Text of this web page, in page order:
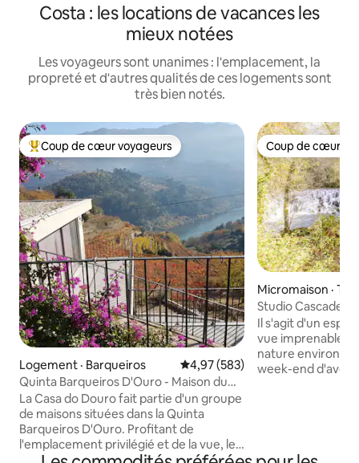
Costa : les locations de vacances les
mieux notées
Les voyageurs sont unanimes : l'emplacement, la
propreté et d'autres qualités de ces logements sont
très bien notés.
Coup de cœur voyageurs parmi les plus aimés
Coup de cœur voyageurs
Logement · Barqueiros Note moyenne de 4,97 sur 5,
4,97 (583)
Quinta Barqueiros D'Ouro - Maison du
Douro
La Casa do Douro fait partie d'un groupe
de maisons situées dans la Quinta
Barqueiros D'Ouro. Profitant de
l'emplacement privilégié et de la vue, le
client est en contact permanent avec le
Coup de cœur
Coup de cœur
Micromaison ·
Studio Cascade
Il s'agit d'un
vue imprenable
nature
week-end